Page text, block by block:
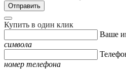
Купить в один клик
Ваше
символа
номер телефона